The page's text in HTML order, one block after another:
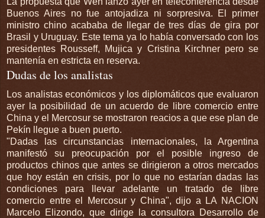
Buenos Aires no fue antojadiza ni sorpresiva. El primer
ministro chino acababa de llegar de tres días de gira por
Brasil y Uruguay. Este tema ya lo había conversado con los
presidentes Rousseff, Mujica y Cristina Kirchner pero se
mantenía en estricta en reserva.
Dudas de los analistas
Los analistas económicos y los diplomáticos que evaluaron
ayer la posibilidad de un acuerdo de libre comercio entre
China y el Mercosur se mostraron reacios a que ese plan de
Pekín llegue a buen puerto.
"Dadas las circunstancias internacionales, la Argentina
manifestó su preocupación por el posible ingreso de
productos chinos que antes se dirigieron a otros mercados
que hoy están en crisis, por lo que no estarían dadas las
condiciones para llevar adelante un tratado de libre
comercio entre el Mercosur y China", dijo a LA NACION
Marcelo Elizondo, que dirige la consultora Desarrollo de